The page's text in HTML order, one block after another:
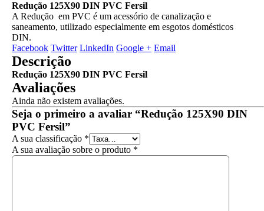
Redução 125X90 DIN PVC Fersil
A Redução em PVC é um acessório de canalização e
saneamento, utilizado especialmente em esgotos domésticos
DIN.
Facebook Twitter LinkedIn Google + Email
Descrição
Redução 125X90 DIN PVC Fersil
Avaliações
Ainda não existem avaliações.
Seja o primeiro a avaliar “Redução 125X90 DIN
PVC Fersil”
A sua classificação *
A sua avaliação sobre o produto *